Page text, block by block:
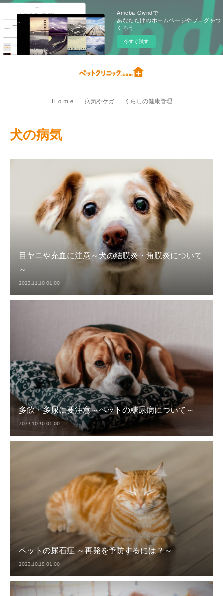
Ameba Owndで
あなただけのホームページやブログをつ
くろう
今すぐ試す
Ｈｏｍｅ 病気やケガ くらしの健康管理
犬の病気
目ヤニや充血に注意～犬の結膜炎・角膜炎について
～
2023.11.10 01:00
多飲・多尿に要注意～ペットの糖尿病について～
2023.10.30 01:00
ペットの尿石症 ～再発を予防するには？～
2023.10.15 01:00